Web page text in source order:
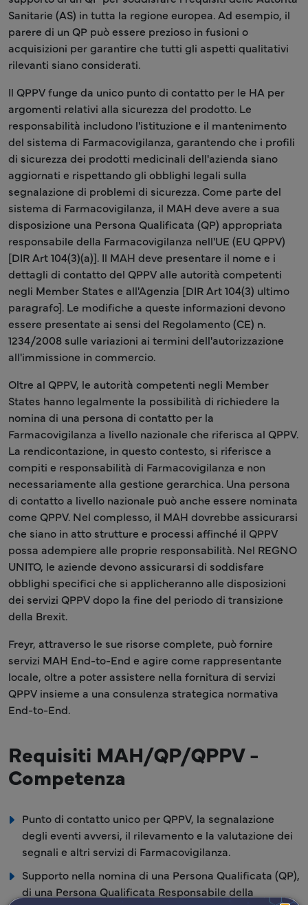
Sanitarie (AS) in tutta la regione europea. Ad esempio, il
parere di un QP può essere prezioso in fusioni o
acquisizioni per garantire che tutti gli aspetti qualitativi
rilevanti siano considerati.
Il QPPV funge da unico punto di contatto per le HA per
argomenti relativi alla sicurezza del prodotto. Le
responsabilità includono l'istituzione e il mantenimento
del sistema di Farmacovigilanza, garantendo che i profili
di sicurezza dei prodotti medicinali dell'azienda siano
aggiornati e rispettando gli obblighi legali sulla
segnalazione di problemi di sicurezza. Come parte del
sistema di Farmacovigilanza, il MAH deve avere a sua
disposizione una Persona Qualificata (QP) appropriata
responsabile della Farmacovigilanza nell'UE (EU QPPV)
[DIR Art 104(3)(a)]. Il MAH deve presentare il nome e i
dettagli di contatto del QPPV alle autorità competenti
negli Member States e all'Agenzia [DIR Art 104(3) ultimo
paragrafo]. Le modifiche a queste informazioni devono
essere presentate ai sensi del Regolamento (CE) n.
1234/2008 sulle variazioni ai termini dell'autorizzazione
all'immissione in commercio.
Oltre al QPPV, le autorità competenti negli Member
States hanno legalmente la possibilità di richiedere la
nomina di una persona di contatto per la
Farmacovigilanza a livello nazionale che riferisca al QPPV.
La rendicontazione, in questo contesto, si riferisce a
compiti e responsabilità di Farmacovigilanza e non
necessariamente alla gestione gerarchica. Una persona
di contatto a livello nazionale può anche essere nominata
come QPPV. Nel complesso, il MAH dovrebbe assicurarsi
che siano in atto strutture e processi affinché il QPPV
possa adempiere alle proprie responsabilità. Nel REGNO
UNITO, le aziende devono assicurarsi di soddisfare
obblighi specifici che si applicheranno alle disposizioni
dei servizi QPPV dopo la fine del periodo di transizione
della Brexit.
Freyr, attraverso le sue risorse complete, può fornire
servizi MAH End-to-End e agire come rappresentante
locale, oltre a poter assistere nella fornitura di servizi
QPPV insieme a una consulenza strategica normativa
End-to-End.
Requisiti MAH/QP/QPPV -
Competenza
Punto di contatto unico per QPPV, la segnalazione
degli eventi avversi, il rilevamento e la valutazione dei
segnali e altri servizi di Farmacovigilanza.
Supporto nella nomina di una Persona Qualificata (QP),
di una Persona Qualificata Responsabile della